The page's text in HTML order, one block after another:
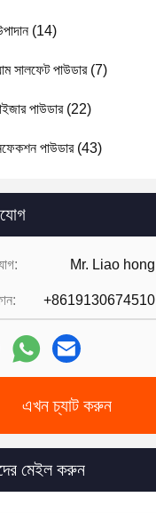
(14)
সালফেট পাউডার(7)
পাউডার(22)
পাউডার(43)
Mr. Liao hong
+8619130674510
এখন চ্যাট করুন
মেইল করুন